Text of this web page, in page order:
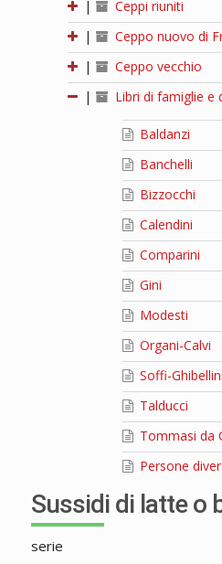
|
Ceppi riuniti
|
Ceppo nuovo di
|
Ceppo vecchio
|
Libri di famiglie e
Baldanzi
Banchelli
Bizzocchi
Calendini
Comparini
Gini
Modesti
Organi-Calvi
Soffi-Ghibellini
Talducci
Tommasi da
Persone
Sussidi di latte o
serie